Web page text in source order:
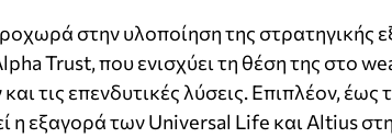
στην υλοποίηση της στρατηγικής
Trust, που ενισχύει τη θέση της στο
τις επενδυτικές λύσεις. Επιπλέον, έως
η εξαγορά των Universal Life και Altius